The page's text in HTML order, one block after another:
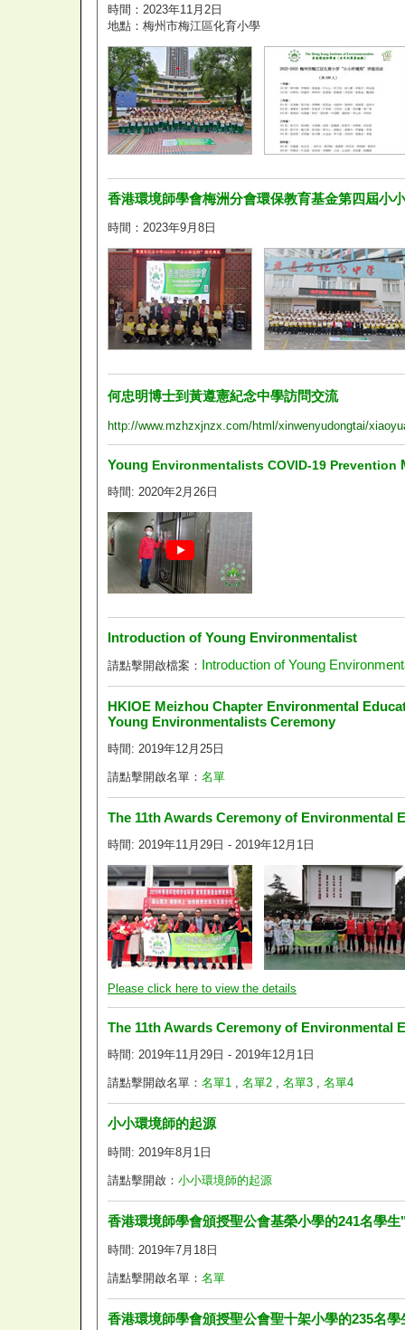
時間：2023年11月2日
地點：梅州市梅江區化育小學
香港環境師學會梅洲分會環保教育基金第四屆小
時間：2023年9月8日
何忠明博士到黃遵憲紀念中學訪問交流
http://www.mzhzxjnzx.com/html/xinwenyudongtai/
Young Environmentalists COVID-19 Prevention
時間: 2020年2月26日
Introduction of Young Environmentalist
請點擊開啟檔案： Introduction of Young
HKIOE Meizhou Chapter Environmental
Young Environmentalists Ceremony
時間: 2019年12月25日
請點擊開啟名單： 名單
The 11th Awards Ceremony of Environmental
時間: 2019年11月29日 - 2019年12月1日
Please click here to view the details
The 11th Awards Ceremony of Environmental
時間: 2019年11月29日 - 2019年12月1日
請點擊開啟名單： 名單1 , 名單2 , 名單3 , 名單4
小小環境師的起源
時間: 2019年8月1日
請點擊開啟： 小小環境師的起源
香港環境師學會頒授聖公會基榮小學的241名學
時間: 2019年7月18日
請點擊開啟名單： 名單
香港環境師學會頒授聖公會聖十架小學的235名